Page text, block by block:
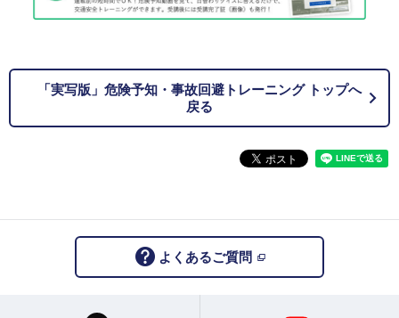
「実写版」危険予知・事故回避トレーニング トップへ
戻る
よくあるご質問